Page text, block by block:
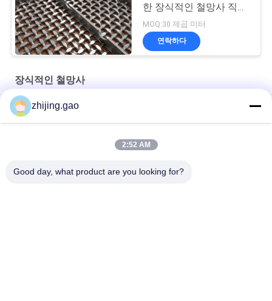
한 장식적인 철망사 직물
을 모방합니다
MOQ:30 제곱 미터
연락하다
장식적인 철망사
스테인리스 스틸 로프 건축 철망 계단 단열 스크린
zhijing.gao
2:52 AM
Good day, what product are you looking for?